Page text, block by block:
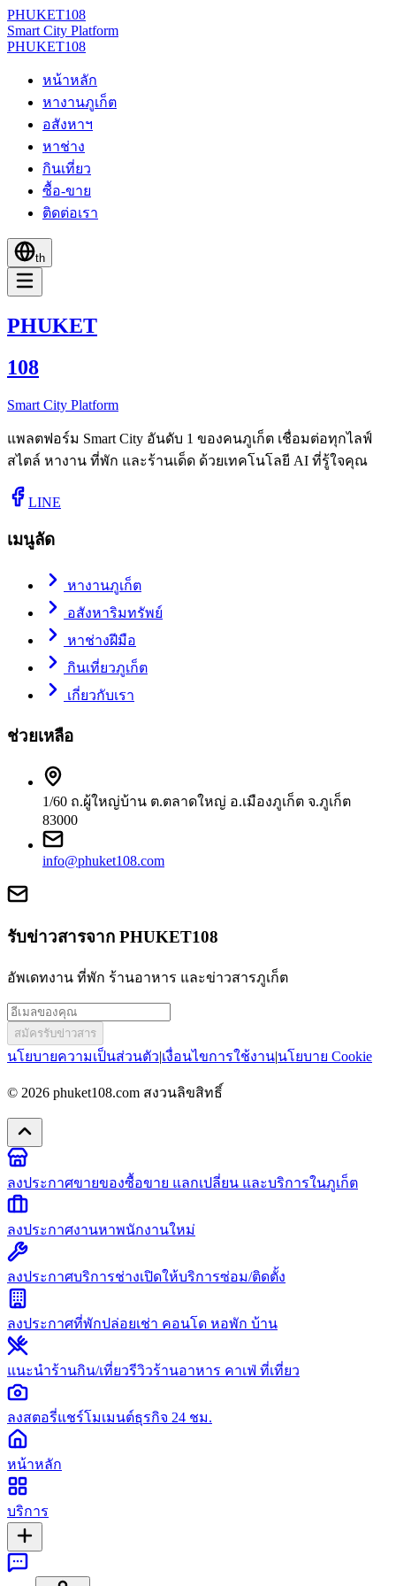
PHUKET108
Smart City Platform
PHUKET108
หน้าหลัก
หางานภูเก็ต
อสังหาฯ
หาช่าง
กินเที่ยว
ซื้อ-ขาย
ติดต่อเรา
th
PHUKET
108
Smart City Platform
แพลตฟอร์ม Smart City อันดับ 1 ของคนภูเก็ต เชื่อมต่อทุกไลฟ์
สไตล์ หางาน ที่พัก และร้านเด็ด ด้วยเทคโนโลยี AI ที่รู้ใจคุณ
LINE
เมนูลัด
หางานภูเก็ต
อสังหาริมทรัพย์
หาช่างฝีมือ
กินเที่ยวภูเก็ต
เกี่ยวกับเรา
ช่วยเหลือ
1/60 ถ.ผู้ใหญ่บ้าน ต.ตลาดใหญ่ อ.เมืองภูเก็ต จ.ภูเก็ต
83000
info@phuket108.com
รับข่าวสารจาก PHUKET108
อัพเดทงาน ที่พัก ร้านอาหาร และข่าวสารภูเก็ต
สมัครรับข่าวสาร
นโยบายความเป็นส่วนตัว|เงื่อนไขการใช้งาน|นโยบาย Cookie
© 2026 phuket108.com สงวนลิขสิทธิ์
ลงประกาศขายของซื้อขาย แลกเปลี่ยน และบริการในภูเก็ต
ลงประกาศงานหาพนักงานใหม่
ลงประกาศบริการช่างเปิดให้บริการซ่อม/ติดตั้ง
ลงประกาศที่พักปล่อยเช่า คอนโด หอพัก บ้าน
แนะนำร้านกิน/เที่ยวรีวิวร้านอาหาร คาเฟ่ ที่เที่ยว
ลงสตอรี่แชร์โมเมนต์ธุรกิจ 24 ชม.
หน้าหลัก
บริการ